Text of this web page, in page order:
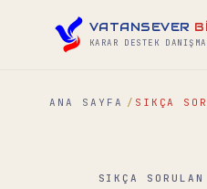
VATANSEVER
KARAR DESTEK
ANA SAYFA SIKÇA
SIKÇA SORULAN